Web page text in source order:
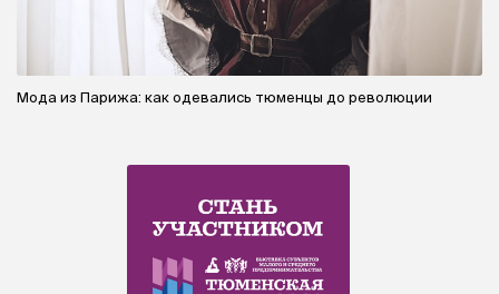
Мода из Парижа: как одевались тюменцы до революции